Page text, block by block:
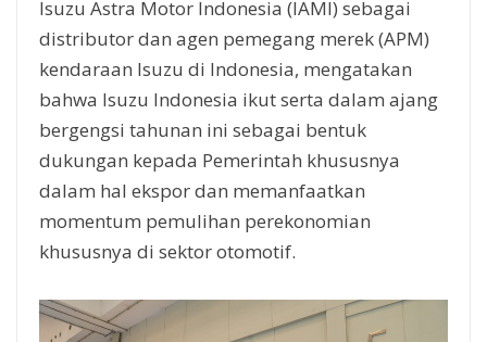
Isuzu Astra Motor Indonesia (IAMI) sebagai
distributor dan agen pemegang merek (APM)
kendaraan Isuzu di Indonesia, mengatakan
bahwa Isuzu Indonesia ikut serta dalam ajang
bergengsi tahunan ini sebagai bentuk
dukungan kepada Pemerintah khususnya
dalam hal ekspor dan memanfaatkan
momentum pemulihan perekonomian
khususnya di sektor otomotif.